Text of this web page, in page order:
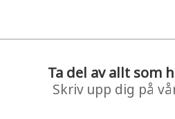
Ta del av allt som
Skriv upp dig på